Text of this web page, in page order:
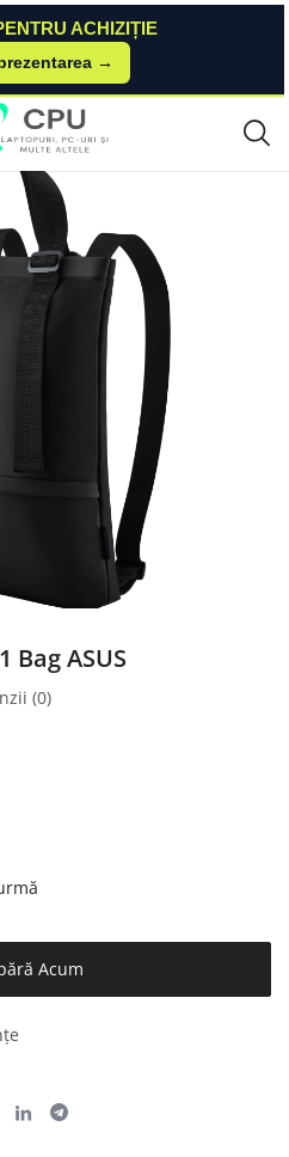
ACHIZIȚIE
→
Vivobook 3-in-1 Bag ASUS
Bag ASUS
(0)
Acum